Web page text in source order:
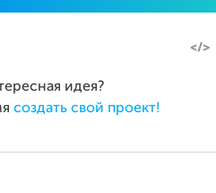
идея?
создать свой проект!